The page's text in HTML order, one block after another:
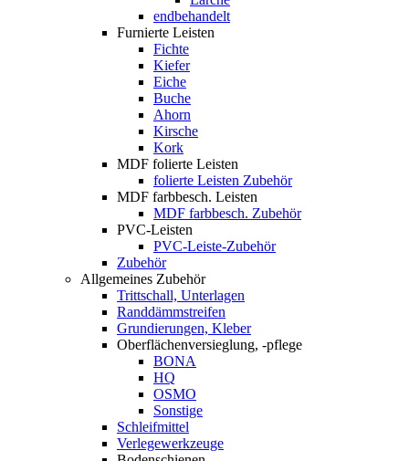
endbehandelt
Furnierte Leisten
Fichte
Kiefer
Eiche
Buche
Ahorn
Kirsche
Kork
MDF folierte Leisten
folierte Leisten Zubehör
MDF farbbesch. Leisten
MDF farbbesch. Zubehör
PVC-Leisten
PVC-Leiste-Zubehör
Zubehör
Allgemeines Zubehör
Trittschall, Unterlagen
Randdämmstreifen
Grundierungen, Kleber
Oberflächenversieglung, -pflege
BONA
HQ
OSMO
Sonstige
Schleifmittel
Verlegewerkzeuge